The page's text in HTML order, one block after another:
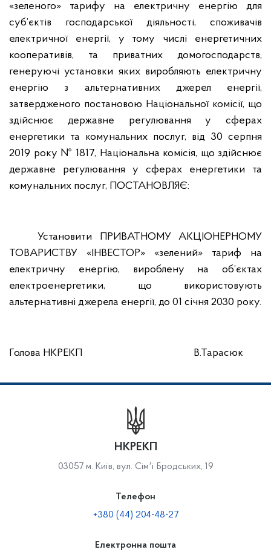
«зеленого» тарифу на електричну енергію для
суб’єктів господарської діяльності, споживачів
електричної енергії, у тому числі енергетичних
кооперативів, та приватних домогосподарств,
генеруючі установки яких виробляють електричну
енергію з альтернативних джерел енергії,
затвердженого постановою Національної комісії, що
здійснює державне регулювання у сферах
енергетики та комунальних послуг, від 30 серпня
2019 року № 1817, Національна комісія, що здійснює
державне регулювання у сферах енергетики та
комунальних послуг, ПОСТАНОВЛЯЄ:
Установити ПРИВАТНОМУ АКЦІОНЕРНОМУ
ТОВАРИСТВУ «ІНВЕСТОР» «зелений» тариф на
електричну енергію, вироблену на об’єктах
електроенергетики, що використовують
альтернативні джерела енергії, до 01 січня 2030 року.
Голова НКРЕКП В.Тарасюк
НКРЕКП
03057 м. Київ, вул. Сімʼї Бродських, 19
Телефон
+380 (44) 204-48-27
Електронна пошта